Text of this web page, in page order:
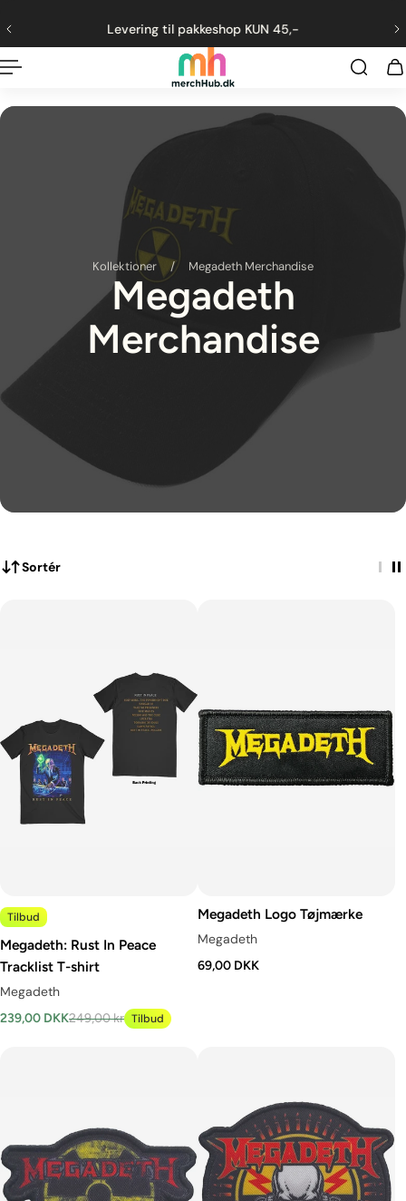
til indhold Levering til pakkeshop KUN 45,-
Kollektioner / Megadeth Merchandise
Megadeth
Merchandise
Sortér
Tilbud
Megadeth: Rust In Peace
Tracklist T-shirt
Megadeth
239,00 DKK249,00 kr Tilbud
Megadeth Logo Tøjmærke
Megadeth
69,00 DKK